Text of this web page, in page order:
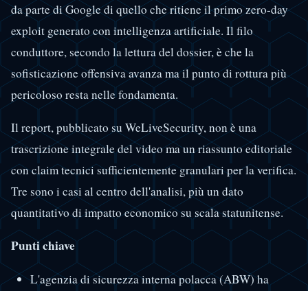
da parte di Google di quello che ritiene il primo zero-day
exploit generato con intelligenza artificiale. Il filo
conduttore, secondo la lettura del dossier, è che la
sofisticazione offensiva avanza ma il punto di rottura più
pericoloso resta nelle fondamenta.
Il report, pubblicato su WeLiveSecurity, non è una
trascrizione integrale del video ma un riassunto editoriale
con claim tecnici sufficientemente granulari per la verifica.
Tre sono i casi al centro dell'analisi, più un dato
quantitativo di impatto economico su scala statunitense.
Punti chiave
L'agenzia di sicurezza interna polacca (ABW) ha